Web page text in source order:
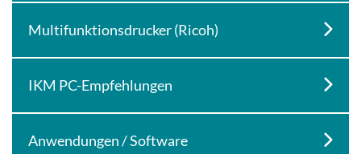
Multifunktionsdrucker (Ricoh)
IKM PC-Empfehlungen
Anwendungen / Software